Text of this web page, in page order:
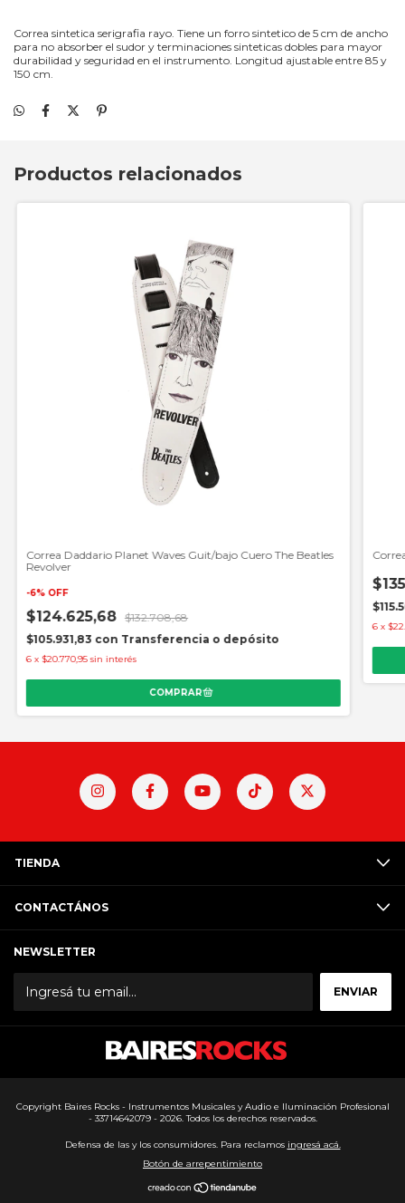
Correa sintetica serigrafia rayo. Tiene un forro sintetico de 5 cm de ancho
para no absorber el sudor y terminaciones sinteticas dobles para mayor
durabilidad y seguridad en el instrumento. Longitud ajustable entre 85 y
150 cm.
Productos relacionados
Correa Daddario Planet Waves Guit/bajo Cuero The Beatles
Revolver
-6% OFF
$124.625,68 $132.708,68
$105.931,83 con Transferencia o depósito
6 x $20.770,95 sin interés
6 x
TIENDA
CONTACTÁNOS
NEWSLETTER
Copyright Baires Rocks - Instrumentos Musicales y Audio e Iluminación Profesional
- 33714642079 - 2026. Todos los derechos reservados.
Defensa de las y los consumidores. Para reclamos ingresá acá.
Botón de arrepentimiento